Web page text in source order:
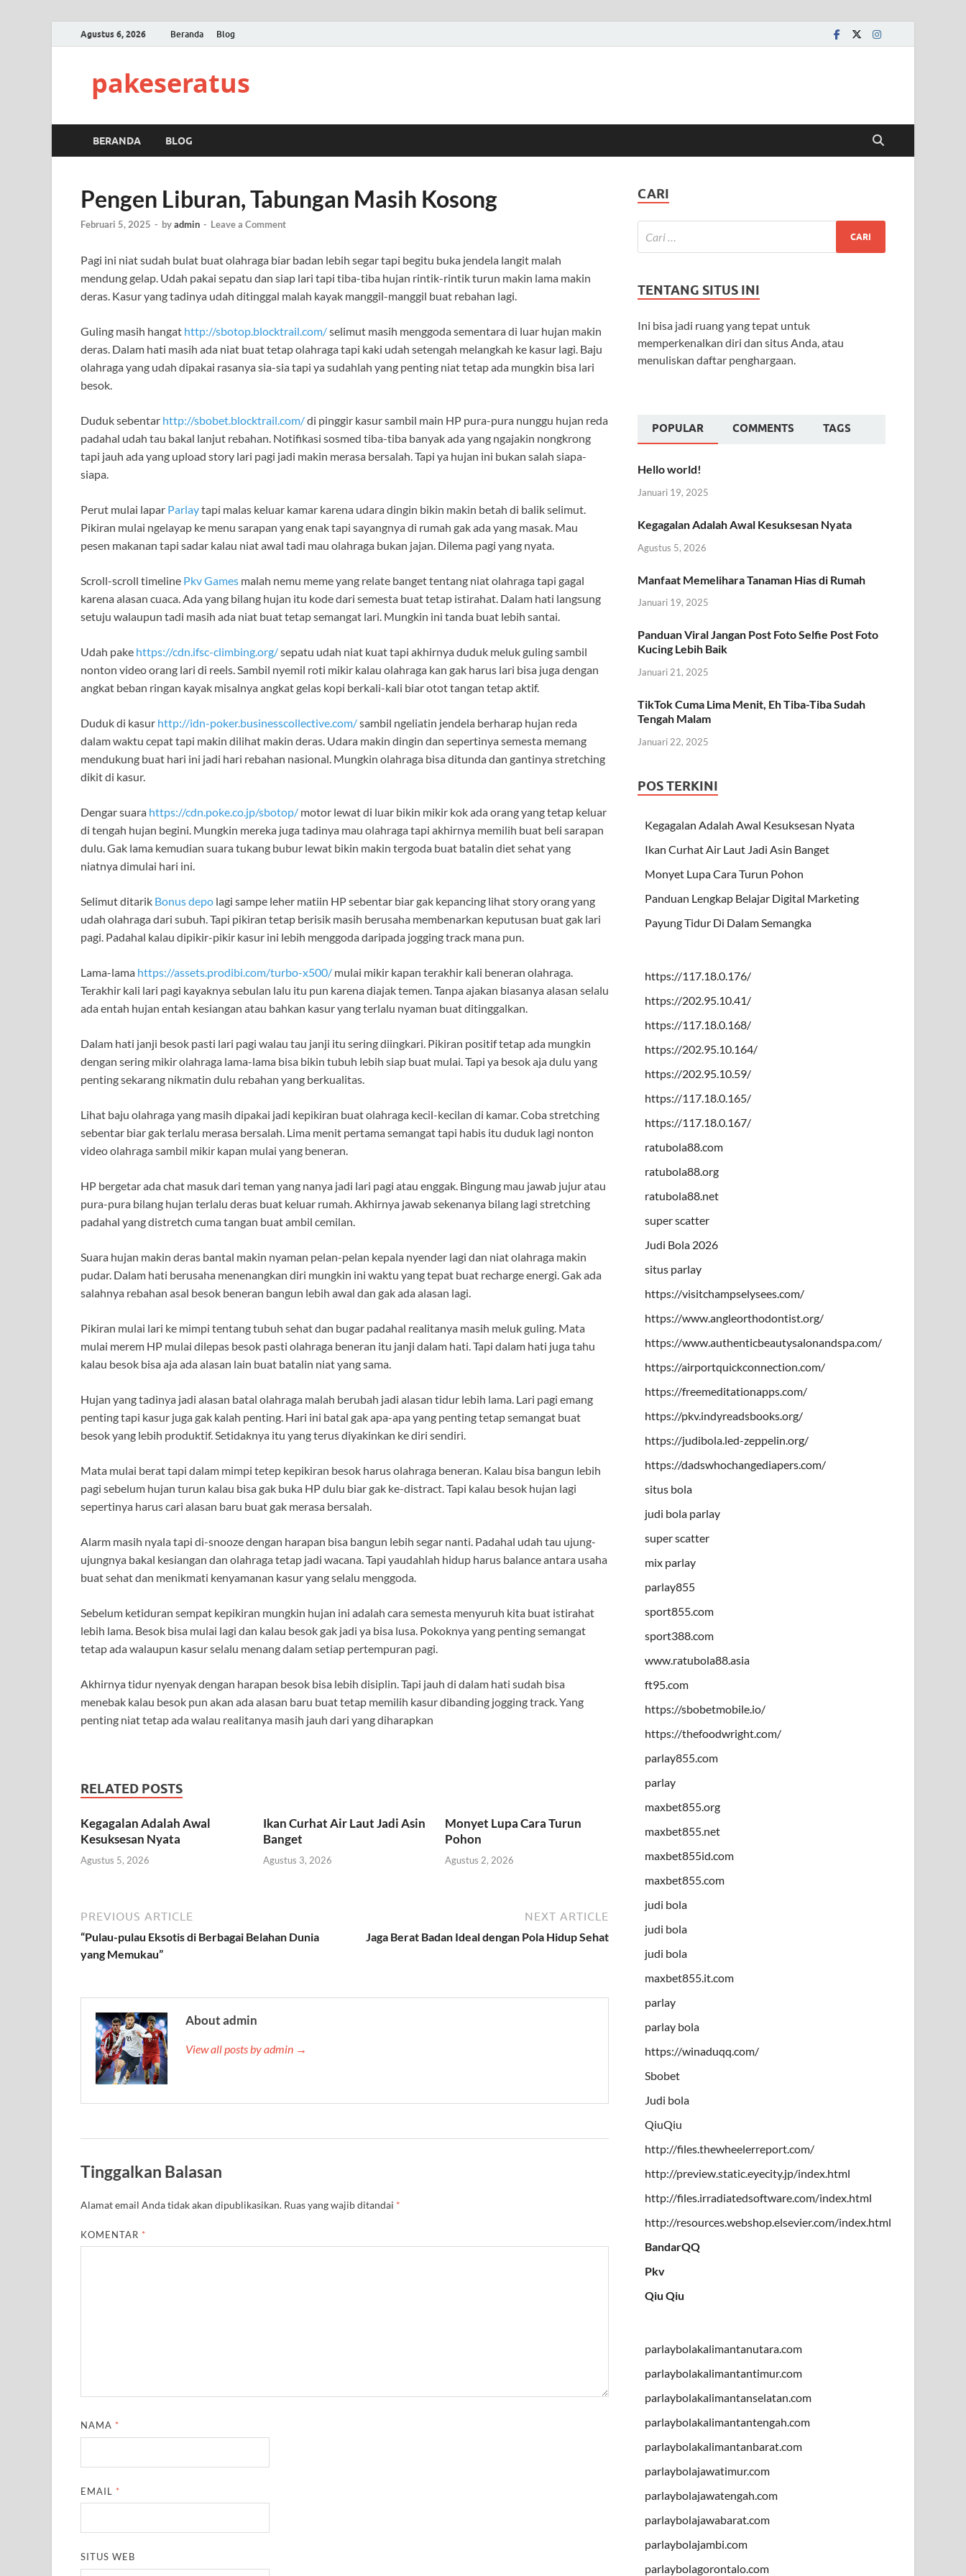
Agustus 6, 2026 Beranda Blog
pakeseratus
BERANDA BLOG
Pengen Liburan, Tabungan Masih Kosong
Februari 5, 2025 - byadmin - Leave a Comment
Pagi ini niat sudah bulat buat olahraga biar badan lebih segar tapi begitu buka jendela langit malah
mendung gelap. Udah pakai sepatu dan siap lari tapi tiba-tiba hujan rintik-rintik turun makin lama makin
deras. Kasur yang tadinya udah ditinggal malah kayak manggil-manggil buat rebahan lagi.
Guling masih hangat http://sbotop.blocktrail.com/selimut masih menggoda sementara di luar hujan makin
deras. Dalam hati masih ada niat buat tetap olahraga tapi kaki udah setengah melangkah ke kasur lagi. Baju
olahraga yang udah dipakai rasanya sia-sia tapi ya sudahlah yang penting niat tetap ada mungkin bisa lari
besok.
Duduk sebentar http://sbobet.blocktrail.com/di pinggir kasur sambil main HP pura-pura nunggu hujan reda
padahal udah tau bakal lanjut rebahan. Notifikasi sosmed tiba-tiba banyak ada yang ngajakin nongkrong
tapi jauh ada yang upload story lari pagi jadi makin merasa bersalah. Tapi ya hujan ini bukan salah siapa-
siapa.
Perut mulai lapar Parlaytapi malas keluar kamar karena udara dingin bikin makin betah di balik selimut.
Pikiran mulai ngelayap ke menu sarapan yang enak tapi sayangnya di rumah gak ada yang masak. Mau
pesen makanan tapi sadar kalau niat awal tadi mau olahraga bukan jajan. Dilema pagi yang nyata.
Scroll-scroll timeline Pkv Games malah nemu meme yang relate banget tentang niat olahraga tapi gagal
karena alasan cuaca. Ada yang bilang hujan itu kode dari semesta buat tetap istirahat. Dalam hati langsung
setuju walaupun tadi masih ada niat buat tetap semangat lari. Mungkin ini tanda buat lebih santai.
Udah pake https://cdn.ifsc-climbing.org/sepatu udah niat kuat tapi akhirnya duduk meluk guling sambil
nonton video orang lari di reels. Sambil nyemil roti mikir kalau olahraga kan gak harus lari bisa juga dengan
angkat beban ringan kayak misalnya angkat gelas kopi berkali-kali biar otot tangan tetap aktif.
Duduk di kasur http://idn-poker.businesscollective.com/sambil ngeliatin jendela berharap hujan reda
dalam waktu cepat tapi makin dilihat makin deras. Udara makin dingin dan sepertinya semesta memang
mendukung buat hari ini jadi hari rebahan nasional. Mungkin olahraga bisa ditunda dan gantinya stretching
dikit di kasur.
Dengar suara https://cdn.poke.co.jp/sbotop/ motor lewat di luar bikin mikir kok ada orang yang tetap keluar
di tengah hujan begini. Mungkin mereka juga tadinya mau olahraga tapi akhirnya memilih buat beli sarapan
dulu. Gak lama kemudian suara tukang bubur lewat bikin makin tergoda buat batalin diet sehat yang
niatnya dimulai hari ini.
Selimut ditarik Bonus depo lagi sampe leher matiin HP sebentar biar gak kepancing lihat story orang yang
udah olahraga dari subuh. Tapi pikiran tetap berisik masih berusaha membenarkan keputusan buat gak lari
pagi. Padahal kalau dipikir-pikir kasur ini lebih menggoda daripada jogging track mana pun.
Lama-lama https://assets.prodibi.com/turbo-x500/ mulai mikir kapan terakhir kali beneran olahraga.
Terakhir kali lari pagi kayaknya sebulan lalu itu pun karena diajak temen. Tanpa ajakan biasanya alasan selalu
ada entah hujan entah kesiangan atau bahkan kasur yang terlalu nyaman buat ditinggalkan.
Dalam hati janji besok pasti lari pagi walau tau janji itu sering diingkari. Pikiran positif tetap ada mungkin
dengan sering mikir olahraga lama-lama bisa bikin tubuh lebih siap buat mulai. Tapi ya besok aja dulu yang
penting sekarang nikmatin dulu rebahan yang berkualitas.
Lihat baju olahraga yang masih dipakai jadi kepikiran buat olahraga kecil-kecilan di kamar. Coba stretching
sebentar biar gak terlalu merasa bersalah. Lima menit pertama semangat tapi habis itu duduk lagi nonton
video olahraga sambil mikir kapan mulai yang beneran.
HP bergetar ada chat masuk dari teman yang nanya jadi lari pagi atau enggak. Bingung mau jawab jujur atau
pura-pura bilang hujan terlalu deras buat keluar rumah. Akhirnya jawab sekenanya bilang lagi stretching
padahal yang distretch cuma tangan buat ambil cemilan.
Suara hujan makin deras bantal makin nyaman pelan-pelan kepala nyender lagi dan niat olahraga makin
pudar. Dalam hati berusaha menenangkan diri mungkin ini waktu yang tepat buat recharge energi. Gak ada
salahnya rebahan asal besok beneran bangun lebih awal dan gak ada alasan lagi.
Pikiran mulai lari ke mimpi tentang tubuh sehat dan bugar padahal realitanya masih meluk guling. Mata
mulai merem HP mulai dilepas besok pasti olahraga beneran itu janji dalam hati. Tapi dalam hati juga tahu
kalau besok bisa aja ada alasan lain buat batalin niat yang sama.
Hujan yang tadinya jadi alasan batal olahraga malah berubah jadi alasan tidur lebih lama. Lari pagi emang
penting tapi kasur juga gak kalah penting. Hari ini batal gak apa-apa yang penting tetap semangat buat
besok yang lebih produktif. Setidaknya itu yang terus diyakinkan ke diri sendiri.
Mata mulai berat tapi dalam mimpi tetep kepikiran besok harus olahraga beneran. Kalau bisa bangun lebih
pagi sebelum hujan turun kalau bisa gak buka HP dulu biar gak ke-distract. Tapi kalau besok hujan lagi
sepertinya harus cari alasan baru buat gak merasa bersalah.
Alarm masih nyala tapi di-snooze dengan harapan bisa bangun lebih segar nanti. Padahal udah tau ujung-
ujungnya bakal kesiangan dan olahraga tetap jadi wacana. Tapi yaudahlah hidup harus balance antara usaha
buat sehat dan menikmati kenyamanan kasur yang selalu menggoda.
Sebelum ketiduran sempat kepikiran mungkin hujan ini adalah cara semesta menyuruh kita buat istirahat
lebih lama. Besok bisa mulai lagi dan kalau besok gak jadi ya bisa lusa. Pokoknya yang penting semangat
tetap ada walaupun kasur selalu menang dalam setiap pertempuran pagi.
Akhirnya tidur nyenyak dengan harapan besok bisa lebih disiplin. Tapi jauh di dalam hati sudah bisa
menebak kalau besok pun akan ada alasan baru buat tetap memilih kasur dibanding jogging track. Yang
penting niat tetap ada walau realitanya masih jauh dari yang diharapkan
RELATED POSTS
Kegagalan Adalah Awal
Kesuksesan Nyata
Agustus 5, 2026
Ikan Curhat Air Laut Jadi Asin
Banget
Agustus 3, 2026
Monyet Lupa Cara Turun
Pohon
Agustus 2, 2026
PREVIOUS ARTICLE
“Pulau-pulau Eksotis di Berbagai Belahan Dunia
yang Memukau”
NEXT ARTICLE
Jaga Berat Badan Ideal dengan Pola Hidup Sehat
About admin
View all posts by admin →
Tinggalkan Balasan
Alamat email Anda tidak akan dipublikasikan. Ruas yang wajib ditandai *
KOMENTAR *
NAMA *
EMAIL *
SITUS WEB
CARI
TENTANG SITUS INI
Ini bisa jadi ruang yang tepat untuk
memperkenalkan diri dan situs Anda, atau
menuliskan daftar penghargaan.
POPULAR COMMENTS TAGS
Hello world!
Januari 19, 2025
Kegagalan Adalah Awal Kesuksesan Nyata
Agustus 5, 2026
Manfaat Memelihara Tanaman Hias di Rumah
Januari 19, 2025
Panduan Viral Jangan Post Foto Selfie Post Foto
Kucing Lebih Baik
Januari 21, 2025
TikTok Cuma Lima Menit, Eh Tiba-Tiba Sudah
Tengah Malam
Januari 22, 2025
POS TERKINI
Kegagalan Adalah Awal Kesuksesan Nyata
Ikan Curhat Air Laut Jadi Asin Banget
Monyet Lupa Cara Turun Pohon
Panduan Lengkap Belajar Digital Marketing
Payung Tidur Di Dalam Semangka
https://117.18.0.176/
https://202.95.10.41/
https://117.18.0.168/
https://202.95.10.164/
https://202.95.10.59/
https://117.18.0.165/
https://117.18.0.167/
ratubola88.com
ratubola88.org
ratubola88.net
super scatter
Judi Bola 2026
situs parlay
https://visitchampselysees.com/
https://www.angleorthodontist.org/
https://www.authenticbeautysalonandspa.com/
https://airportquickconnection.com/
https://freemeditationapps.com/
https://pkv.indyreadsbooks.org/
https://judibola.led-zeppelin.org/
https://dadswhochangediapers.com/
situs bola
judi bola parlay
super scatter
mix parlay
parlay855
sport855.com
sport388.com
www.ratubola88.asia
ft95.com
https://sbobetmobile.io/
https://thefoodwright.com/
parlay855.com
parlay
maxbet855.org
maxbet855.net
maxbet855id.com
maxbet855.com
judi bola
judi bola
judi bola
maxbet855.it.com
parlay
parlay bola
https://winaduqq.com/
Sbobet
Judi bola
QiuQiu
http://files.thewheelerreport.com/
http://preview.static.eyecity.jp/index.html
http://files.irradiatedsoftware.com/index.html
http://resources.webshop.elsevier.com/index.html
BandarQQ
Pkv
Qiu Qiu
parlaybolakalimantanutara.com
parlaybolakalimantantimur.com
parlaybolakalimantanselatan.com
parlaybolakalimantantengah.com
parlaybolakalimantanbarat.com
parlaybolajawatimur.com
parlaybolajawatengah.com
parlaybolajawabarat.com
parlaybolajambi.com
parlaybolagorontalo.com